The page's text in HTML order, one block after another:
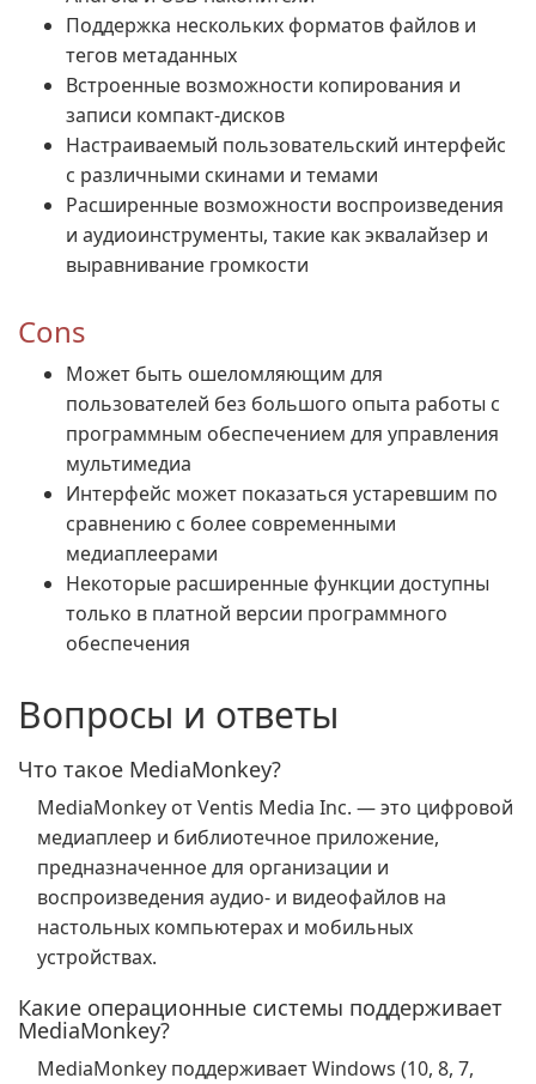
Поддержка нескольких форматов файлов и
тегов метаданных
Встроенные возможности копирования и
записи компакт-дисков
Настраиваемый пользовательский интерфейс
с различными скинами и темами
Расширенные возможности воспроизведения
и аудиоинструменты, такие как эквалайзер и
выравнивание громкости
Cons
Может быть ошеломляющим для
пользователей без большого опыта работы с
программным обеспечением для управления
мультимедиа
Интерфейс может показаться устаревшим по
сравнению с более современными
медиаплеерами
Некоторые расширенные функции доступны
только в платной версии программного
обеспечения
Вопросы и ответы
Что такое MediaMonkey?
MediaMonkey от Ventis Media Inc. — это цифровой
медиаплеер и библиотечное приложение,
предназначенное для организации и
воспроизведения аудио- и видеофайлов на
настольных компьютерах и мобильных
устройствах.
Какие операционные системы поддерживает
MediaMonkey?
MediaMonkey поддерживает Windows (10, 8, 7,